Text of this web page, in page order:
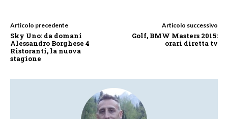
Articolo precedente
Sky Uno: da domani
Alessandro Borghese 4
Ristoranti, la nuova
stagione
Articolo successivo
Golf, BMW Masters 2015:
orari diretta tv